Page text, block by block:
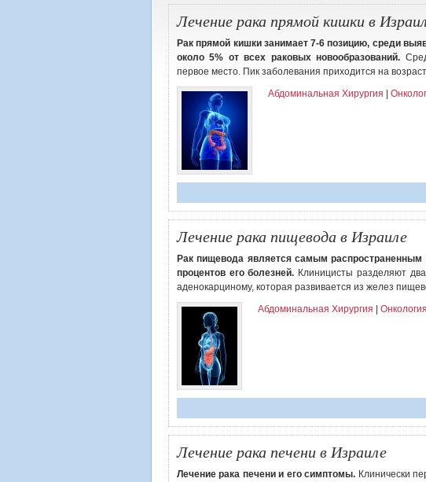
Лечение рака прямой кишки в
Рак прямой кишки занимает 7-6 позицию, среди
около 5% от всех раковых новообразований.
первое место. Пик заболевания приходится на
Абдоминальная Хирургия
Лечение рака пищевода в Израиле
Рак пищевода является самым распространенным
процентов его болезней. Клиницисты разделяют
аденокарциному, которая развивается из желез
Абдоминальная Хирургия
Онкология
Лечение рака печени в Израиле
Лечение рака печени и его симптомы. Клинически